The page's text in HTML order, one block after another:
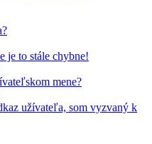
je to stále chybne!
mene?
užívateľa, som vyzvaný k